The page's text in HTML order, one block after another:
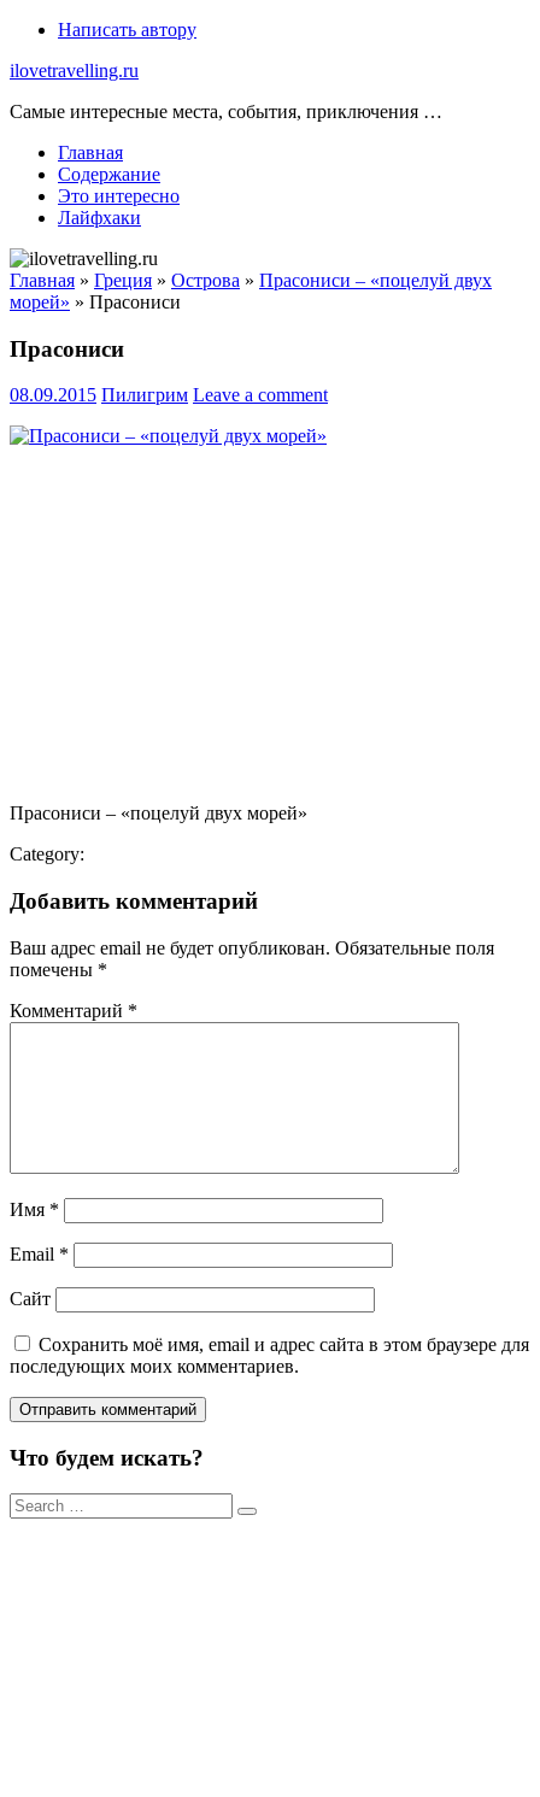
Skip
content
Написать автору
ilovetravelling.ru
Самые интересные места, события, приключения …
Главная
Содержание
Это интересно
Лайфхаки
Главная » Греция » Острова » Прасониси – «поцелуй двух
морей» » Прасониси
Прасониси
08.09.2015 Пилигрим Leave a comment
Прасониси – «поцелуй двух морей»
Category:
Добавить комментарий
Ваш адрес email не будет опубликован. Обязательные поля
помечены *
Комментарий *
Имя *
Email *
Сайт
Сохранить моё имя, email и адрес сайта в этом браузере для
последующих моих комментариев.
Что будем искать?
Результаты
поиска